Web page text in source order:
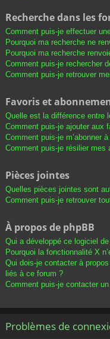
Recherche dans les
Comment puis-je effectuer
Pourquoi ma recherche ne
Pourquoi ma recherche
Comment puis-je rechercher
Comment puis-je retrouver
Favoris et
Quelle est la différence entre
Comment puis-je ajouter aux
Comment puis-je m’abonner
Comment puis-je résilier mes
Pièces jointes
Quelles pièces jointes sont
Comment puis-je retrouver
À propos de phpBB
Qui a développé ce logiciel
Pourquoi la fonctionnalité X
Qui dois-je contacter à propos
liés à ce forum ?
Comment puis-je contacter
Problèmes de